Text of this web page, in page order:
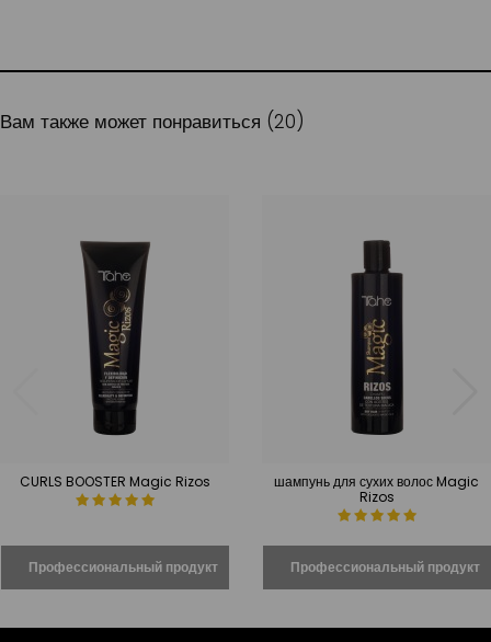
Вам также может понравиться (20)
CURLS BOOSTER Magic Rizos
шампунь для сухих волос Magic
Rizos